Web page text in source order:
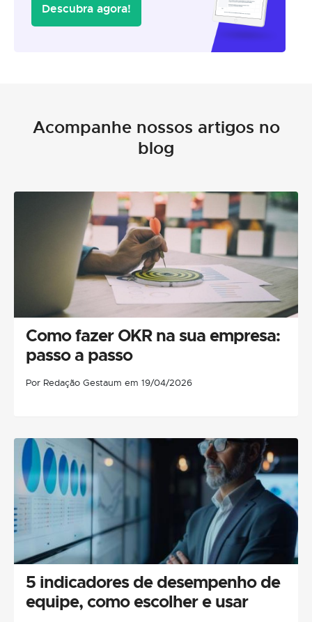
Descubra agora!
Acompanhe nossos artigos no
blog
Como fazer OKR na sua empresa:
passo a passo
Por Redação Gestaum em 19/04/2026
5 indicadores de desempenho de
equipe, como escolher e usar